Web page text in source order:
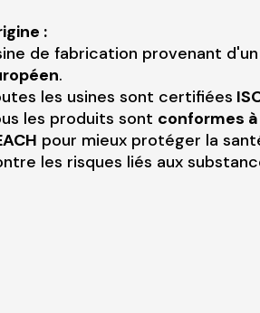
:
de fabrication provenant
.
les usines sont certifiées
les produits sont conformes
pour mieux protéger la
les risques liés aux